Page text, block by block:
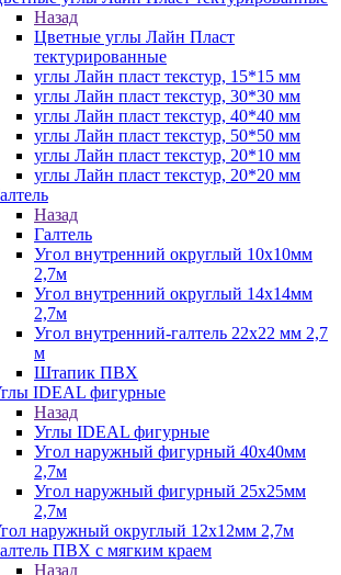
Назад
Цветные углы Лайн Пласт
тектурированные
углы Лайн пласт текстур, 15*15 мм
углы Лайн пласт текстур, 30*30 мм
углы Лайн пласт текстур, 40*40 мм
углы Лайн пласт текстур, 50*50 мм
углы Лайн пласт текстур, 20*10 мм
углы Лайн пласт текстур, 20*20 мм
Назад
Галтель
Угол внутренний округлый 10х10мм
2,7м
Угол внутренний округлый 14х14мм
2,7м
Угол внутренний-галтель 22х22 мм 2,7
м
Штапик ПВХ
IDEAL фигурные
Назад
Углы IDEAL фигурные
Угол наружный фигурный 40х40мм
2,7м
Угол наружный фигурный 25х25мм
2,7м
наружный округлый 12х12мм 2,7м
ПВХ с мягким краем
Назад